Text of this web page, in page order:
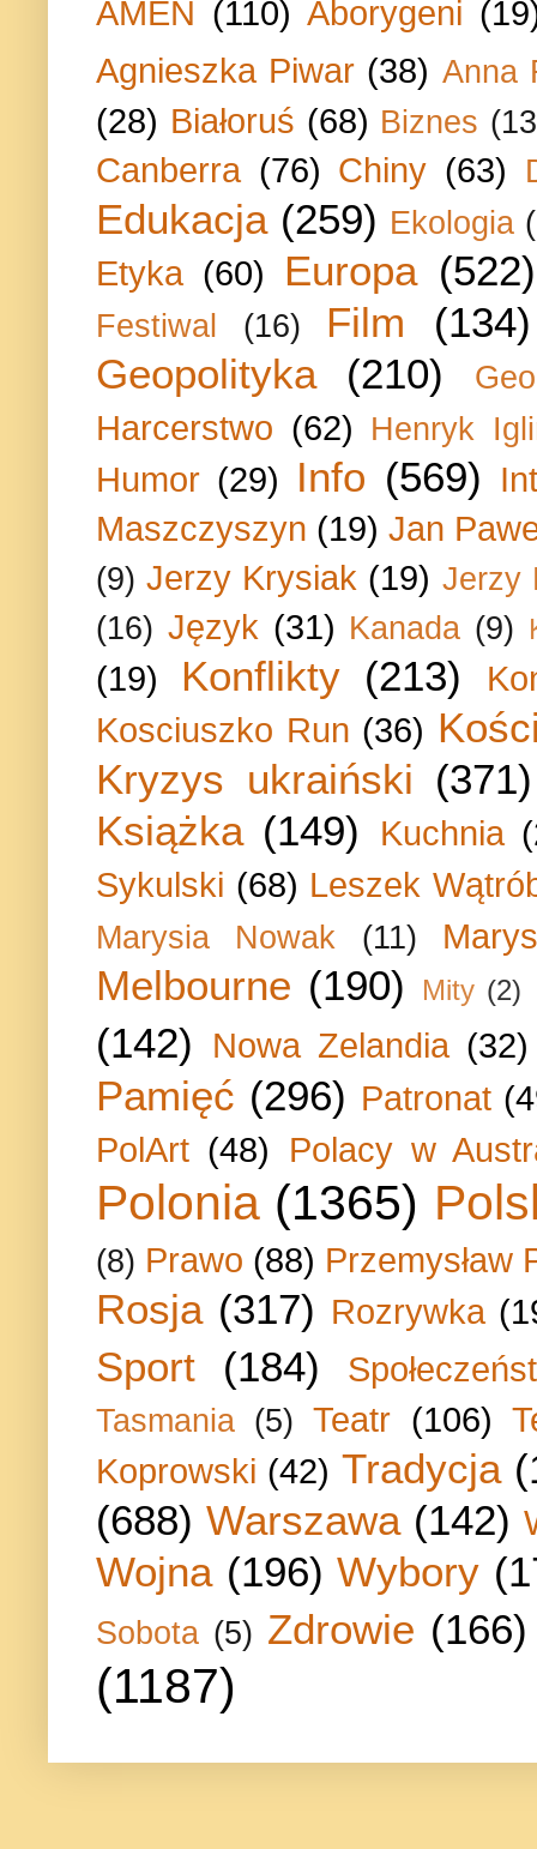
AMEN (110) Aborygeni
Agnieszka Piwar (38) Anna
(28) Białoruś (68) Biznes
Canberra (76) Chiny (63)
Edukacja (259) Ekologia
Etyka (60) Europa (522)
Festiwal (16) Film
(134)
Geopolityka
(210)
Harcerstwo (62) Henryk
Humor (29) Info (569)
Maszczyszyn (19) Jan
(9) Jerzy Krysiak (19) Jerzy
(16) Język (31) Kanada (9)
(19) Konflikty (213)
Kosciuszko Run (36)
Kryzys ukraiński (371)
Książka (149) Kuchnia
Sykulski (68) Leszek
Marysia Nowak (11)
Melbourne (190) Mity (2)
(142) Nowa Zelandia (32)
Pamięć (296) Patronat
PolArt (48) Polacy w
Polonia (1365)
(8) Prawo (88) Przemysław
Rosja (317) Rozrywka
Sport (184)
Tasmania (5) Teatr (106)
Koprowski (42) Tradycja
(688) Warszawa (142)
Wojna (196) Wybory
Sobota (5) Zdrowie (166)
(1187)